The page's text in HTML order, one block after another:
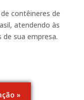
contêineres de
atendendo às
sua empresa.